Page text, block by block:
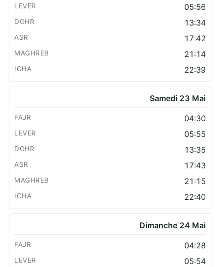
05:56
13:34
17:42
21:14
22:39
Samedi 23 Mai
04:30
05:55
13:35
17:43
21:15
22:40
Dimanche 24 Mai
04:28
05:54